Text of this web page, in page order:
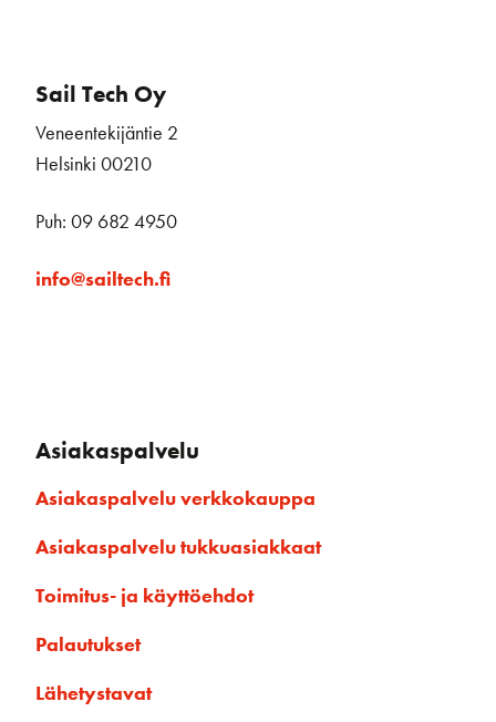
Sail Tech Oy
Veneentekijäntie 2
Helsinki 00210
Puh: 09 682 4950
info@sailtech.fi
Asiakaspalvelu
Asiakaspalvelu verkkokauppa
Asiakaspalvelu tukkuasiakkaat
Toimitus- ja käyttöehdot
Palautukset
Lähetystavat